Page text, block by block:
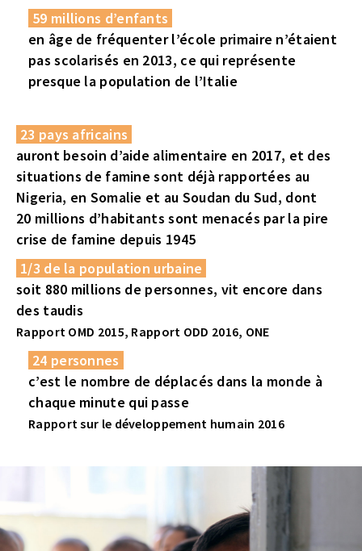
59 millions d’enfants
en âge de fréquenter l’école primaire n’étaient
pas scolarisés en 2013, ce qui représente
presque la population de l’Italie
23 pays africains
auront besoin d’aide alimentaire en 2017, et des
situations de famine sont déjà rapportées au
Nigeria, en Somalie et au Soudan du Sud, dont
20 millions d’habitants sont menacés par la pire
crise de famine depuis 1945
1/3 de la population urbaine
soit 880 millions de personnes, vit encore dans
des taudis
Rapport OMD 2015, Rapport ODD 2016, ONE
24 personnes
c’est le nombre de déplacés dans la monde à
chaque minute qui passe
Rapport sur le développement humain 2016